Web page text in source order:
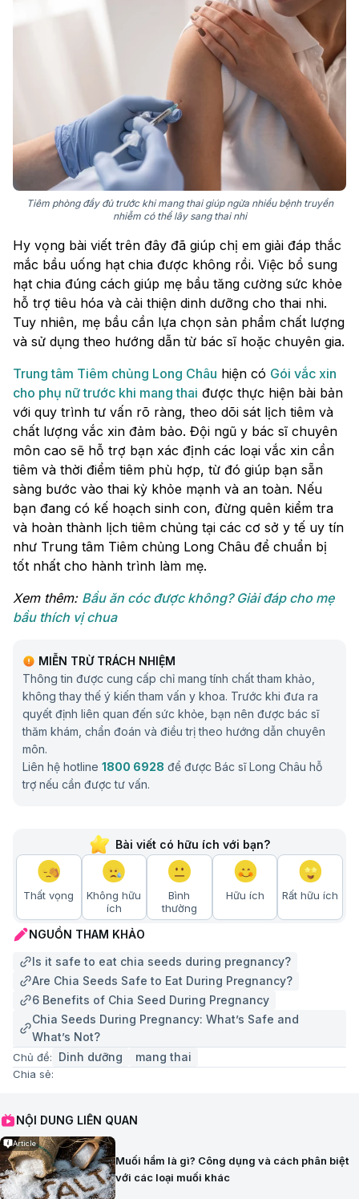
Tiêm phòng đầy đủ trước khi mang thai giúp ngừa nhiều bệnh truyền
nhiễm có thể lây sang thai nhi
Hy vọng bài viết trên đây đã giúp chị em giải đáp thắc
mắc bầu uống hạt chia được không rồi. Việc bổ sung
hạt chia đúng cách giúp mẹ bầu tăng cường sức khỏe
hỗ trợ tiêu hóa và cải thiện dinh dưỡng cho thai nhi.
Tuy nhiên, mẹ bầu cần lựa chọn sản phẩm chất lượng
và sử dụng theo hướng dẫn từ bác sĩ hoặc chuyên gia.
Trung tâm Tiêm chủng Long Châu hiện có Gói vắc xin
cho phụ nữ trước khi mang thai được thực hiện bài bản
với quy trình tư vấn rõ ràng, theo dõi sát lịch tiêm và
chất lượng vắc xin đảm bảo. Đội ngũ y bác sĩ chuyên
môn cao sẽ hỗ trợ bạn xác định các loại vắc xin cần
tiêm và thời điểm tiêm phù hợp, từ đó giúp bạn sẵn
sàng bước vào thai kỳ khỏe mạnh và an toàn. Nếu
bạn đang có kế hoạch sinh con, đừng quên kiểm tra
và hoàn thành lịch tiêm chủng tại các cơ sở y tế uy tín
như Trung tâm Tiêm chủng Long Châu để chuẩn bị
tốt nhất cho hành trình làm mẹ.
Xem thêm: Bầu ăn cóc được không? Giải đáp cho mẹ
bầu thích vị chua
MIỄN TRỪ TRÁCH NHIỆM
Thông tin được cung cấp chỉ mang tính chất tham khảo,
không thay thế ý kiến tham vấn y khoa. Trước khi đưa ra
quyết định liên quan đến sức khỏe, bạn nên được bác sĩ
thăm khám, chẩn đoán và điều trị theo hướng dẫn chuyên
môn.
Liên hệ hotline 1800 6928 để được Bác sĩ Long Châu hỗ
trợ nếu cần được tư vấn.
Bài viết có hữu ích với bạn?
Thất vọng
Không hữu
ích
Bình
thường
Hữu ích Rất hữu ích
NGUỒN THAM KHẢO
Is it safe to eat chia seeds during pregnancy?
Are Chia Seeds Safe to Eat During Pregnancy?
6 Benefits of Chia Seed During Pregnancy
Chia Seeds During Pregnancy: What’s Safe and
What’s Not?
Chủ đề: Dinh dưỡng mang thai
Chia sẻ:
NỘI DUNG LIÊN QUAN
Article
Muối hầm là gì? Công dụng và cách phân biệt
với các loại muối khác